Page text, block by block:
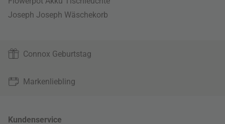
Joseph Joseph Wäschekorb
Connox Geburtstag
Markenliebling
Kundenservice